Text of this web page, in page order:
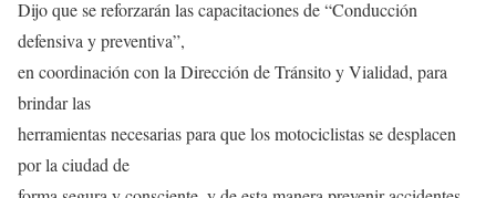
Dijo que se reforzarán las capacitaciones de “Conducción
defensiva y preventiva”,
en coordinación con la Dirección de Tránsito y Vialidad, para
brindar las
herramientas necesarias para que los motociclistas se desplacen
por la ciudad de